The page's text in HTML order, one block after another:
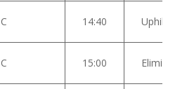
C 14:40 Uphill sprint
C 15:00 Eliminacija